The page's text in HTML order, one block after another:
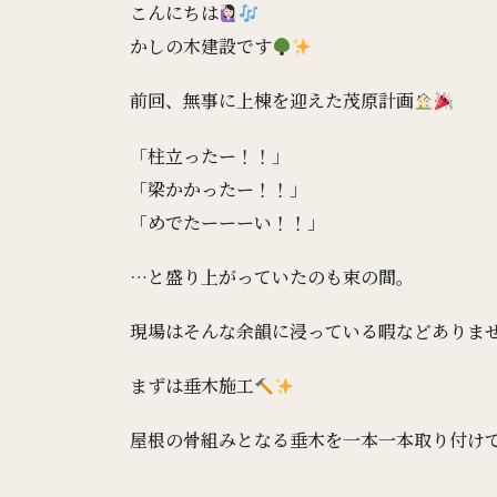
こんにちは
かしの木建設です
前回、無事に上棟を迎えた茂原計画
「柱立ったー！！」
「梁かかったー！！」
「めでたーーーい！！」
…と盛り上がっていたのも束の間。
現場はそんな余韻に浸っている暇などありま
まずは垂木施工
屋根の骨組みとなる垂木を一本一本取り付け